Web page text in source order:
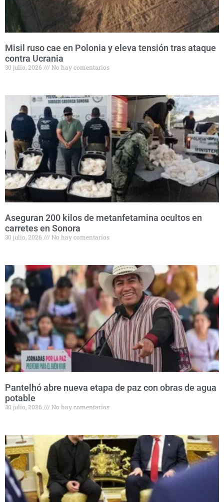
Misil ruso cae en Polonia y eleva tensión tras ataque
contra Ucrania
30 julio, 2026 No hay comentarios
Aseguran 200 kilos de metanfetamina ocultos en
carretes en Sonora
30 julio, 2026 No hay comentarios
Pantelhó abre nueva etapa de paz con obras de agua
potable
30 julio, 2026 No hay comentarios